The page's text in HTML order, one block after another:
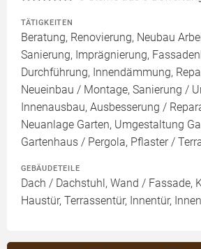
TÄTIGKEITEN
Beratung, Renovierung, Neubau
Sanierung, Imprägnierung,
Durchführung, Innendämmung,
Neueinbau / Montage, Sanierung /
Innenausbau, Ausbesserung /
Neuanlage Garten, Umgestaltung
Gartenhaus / Pergola, Pflaster /
GEBÄUDETEILE
Dach / Dachstuhl, Wand / Fassade,
Haustür, Terrassentür, Innentür,